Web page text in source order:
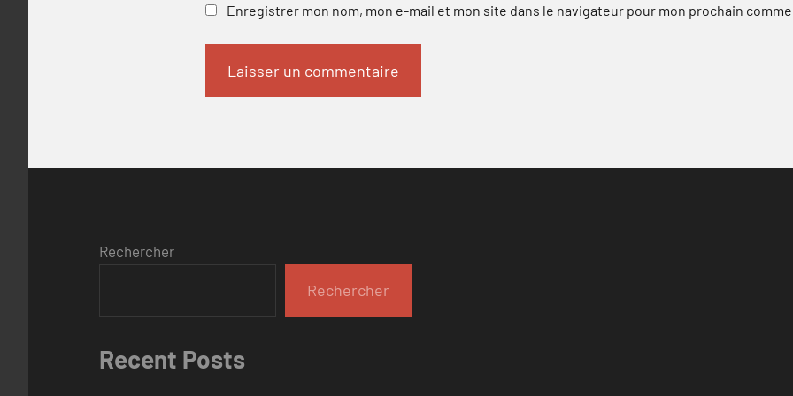
Enregistrer mon nom, mon e-mail et mon site dans le navigateur pour mon prochain
Rechercher
Rechercher
Recent Posts